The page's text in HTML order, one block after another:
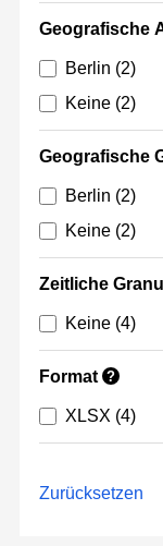
Geografische
Berlin (2)
Keine (2)
Geografische
Berlin (2)
Keine (2)
Zeitliche
Keine (4)
Format ?
XLSX (4)
Zurücksetzen